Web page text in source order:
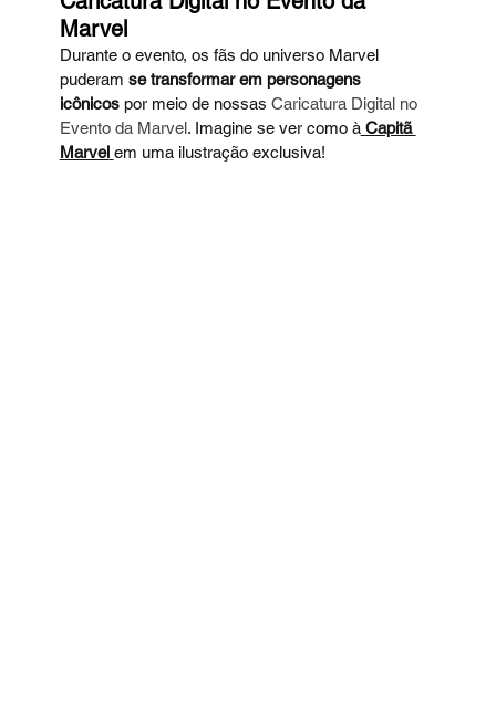
Marvel
Durante o evento, os fãs do universo Marvel
puderam se transformar em personagens
icônicos por meio de nossas Caricatura Digital no
Evento da Marvel. Imagine se ver como à Capitã
Marvel em uma ilustração exclusiva!